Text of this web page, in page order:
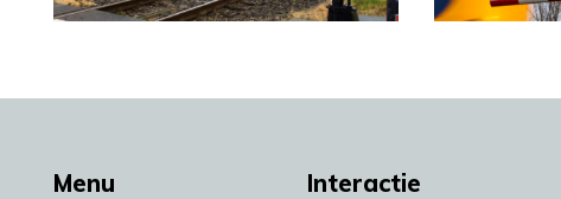
Menu Interactie